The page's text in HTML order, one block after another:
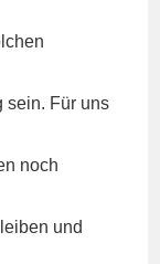
sein. Für uns
noch
und